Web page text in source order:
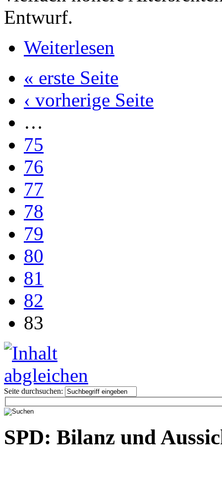
Entwurf.
Weiterlesen
« erste Seite
‹ vorherige Seite
…
75
76
77
78
79
80
81
82
83
Seite durchsuchen:
SPD: Bilanz und